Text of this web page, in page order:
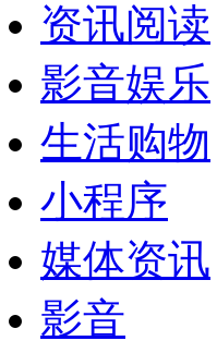
资讯阅读
影音娱乐
生活购物
小程序
媒体资讯
影音